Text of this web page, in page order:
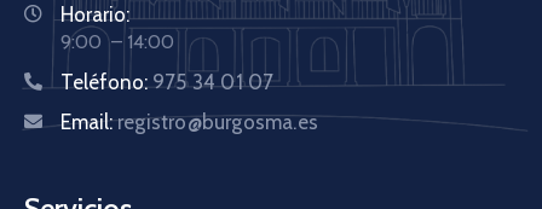
Horario:
9:00 – 14:00
Teléfono:975 34 01 07
Email:registro@burgosma.es